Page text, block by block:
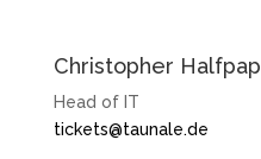
Christopher Halfpap
Head of IT
tickets@taunale.de